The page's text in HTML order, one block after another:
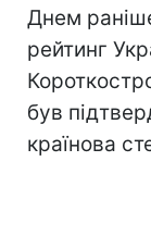
Днем
рейтинг
був
країнова